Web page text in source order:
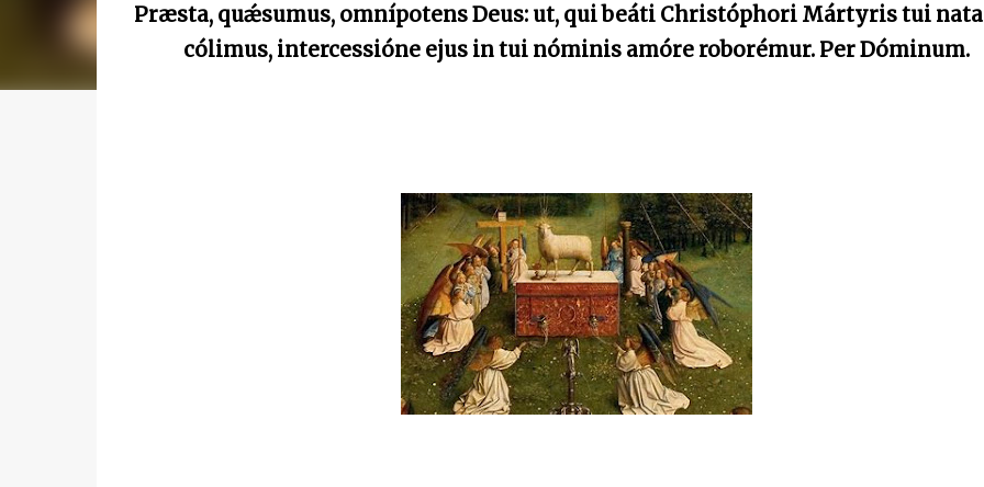
Præsta, quǽsumus, omnípotens Deus: ut, qui beáti Christóphori Mártyris tui
cólimus, intercessióne ejus in tui nóminis amóre roborémur. Per Dóminum.